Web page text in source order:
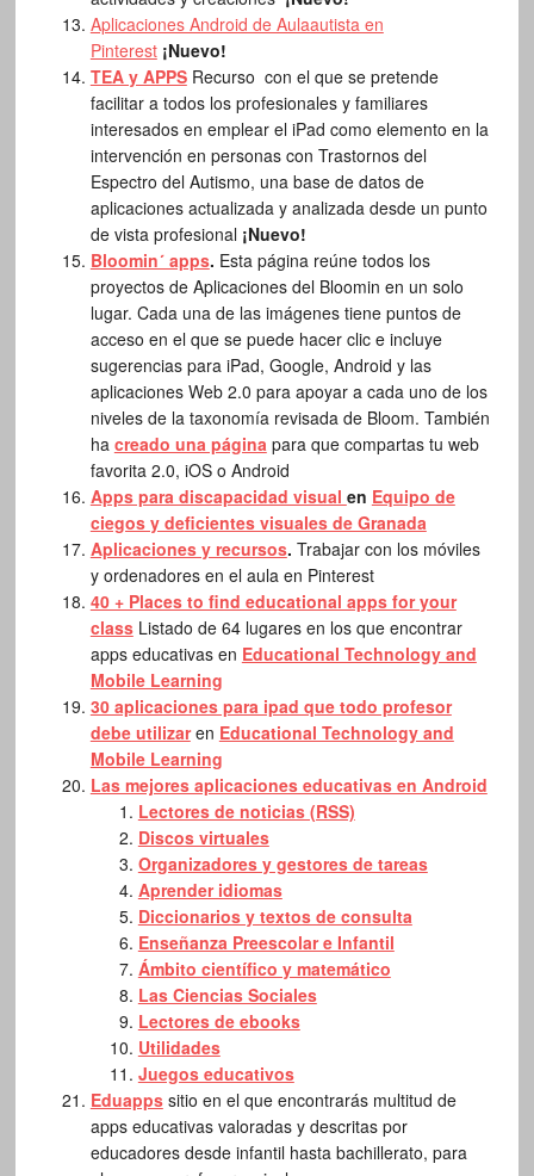
Aplicaciones Android de Aulaautista en
Pinterest ¡Nuevo!
TEA y APPSRecurso con el que se pretende
facilitar a todos los profesionales y familiares
interesados en emplear el iPad como elemento en la
intervención en personas con Trastornos del
Espectro del Autismo, una base de datos de
aplicaciones actualizada y analizada desde un punto
de vista profesional ¡Nuevo!
Bloomin´ apps. Esta página reúne todos los
proyectos de Aplicaciones del Bloomin en un solo
lugar. Cada una de las imágenes tiene puntos de
acceso en el que se puede hacer clic e incluye
sugerencias para iPad, Google, Android y las
aplicaciones Web 2.0 para apoyar a cada uno de los
niveles de la taxonomía revisada de Bloom. También
ha creado una páginapara que compartas tu web
favorita 2.0, iOS o Android
Apps para discapacidad visual en Equipo de
ciegos y deficientes visuales de Granada
Aplicaciones y recursos. Trabajar con los móviles
y ordenadores en el aula en Pinterest
40 + Places to find educational apps for your
classListado de 64 lugares en los que encontrar
apps educativas en Educational Technology and
Mobile Learning
30 aplicaciones para ipad que todo profesor
debe utilizaren Educational Technology and
Mobile Learning
Las mejores aplicaciones educativas en Android
Lectores de noticias (RSS)
Discos virtuales
Organizadores y gestores de tareas
Aprender idiomas
Diccionarios y textos de consulta
Enseñanza Preescolar e Infantil
Ámbito científico y matemático
Las Ciencias Sociales
Lectores de ebooks
Utilidades
Juegos educativos
Eduappssitio en el que encontrarás multitud de
apps educativas valoradas y descritas por
educadores desde infantil hasta bachillerato, para